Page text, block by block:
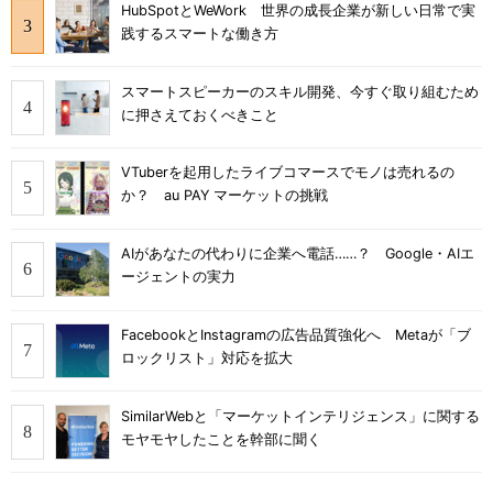
HubSpotとWeWork 世界の成長企業が新しい日常で実
践するスマートな働き方
スマートスピーカーのスキル開発、今すぐ取り組むため
に押さえておくべきこと
VTuberを起用したライブコマースでモノは売れるの
か？ au PAY マーケットの挑戦
AIがあなたの代わりに企業へ電話……？ Google・AIエ
ージェントの実力
FacebookとInstagramの広告品質強化へ Metaが「ブ
ロックリスト」対応を拡大
SimilarWebと「マーケットインテリジェンス」に関する
モヤモヤしたことを幹部に聞く